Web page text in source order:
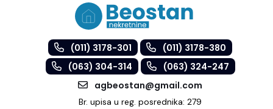
(011) 3178-301
(011) 3178-380
(063) 304-314
(063) 324-247
agbeostan@gmail.com
Br. upisa u reg. posrednika: 279